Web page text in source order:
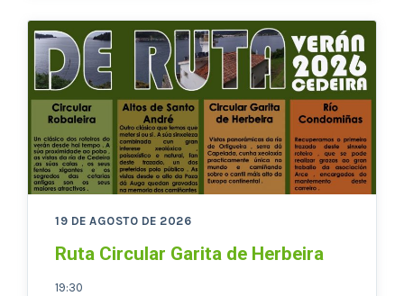
19 DE AGOSTO DE 2026
Ruta Circular Garita de Herbeira
19:30